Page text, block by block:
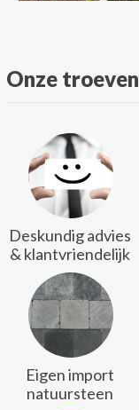
Onze troeven
Deskundig advies
& klantvriendelijk
Eigen import
natuursteen